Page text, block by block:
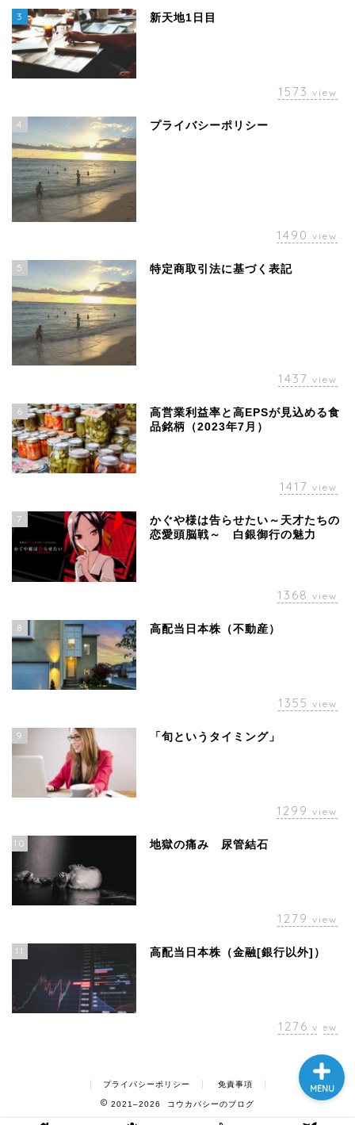
3 新天地1日目
1573 view
4 プライバシーポリシー
1490 view
5 特定商取引法に基づく表記
1437 view
6
高営業利益率と高EPSが見込める食
品銘柄（2023年7月）
1417 view
7
かぐや様は告らせたい～天才たちの
恋愛頭脳戦～ 白銀御行の魅力
1368 view
8 高配当日本株（不動産）
1355 view
9 「旬というタイミング」
1299 view
10 地獄の痛み 尿管結石
1279 view
11 高配当日本株（金融[銀行以外]）
1276 view
プライバシーポリシー 免責事項
2021–2026 コウカバシーのブログ
MENU
ホーム